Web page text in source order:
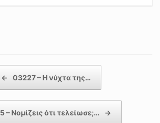
← 03227 – Η νύχτα της…
– Νομίζεις ότι τελείωσε;… →